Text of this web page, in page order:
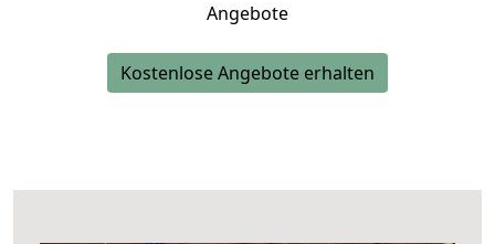
Angebote
Kostenlose Angebote erhalten